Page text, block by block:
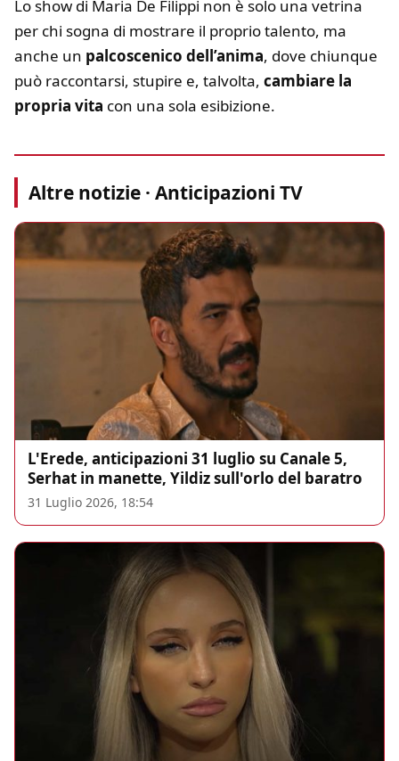
Lo show di Maria De Filippi non è solo una vetrina
per chi sogna di mostrare il proprio talento, ma
anche un palcoscenico dell’anima, dove chiunque
può raccontarsi, stupire e, talvolta, cambiare la
propria vita con una sola esibizione.
Altre notizie · Anticipazioni TV
L'Erede, anticipazioni 31 luglio su Canale 5,
Serhat in manette, Yildiz sull'orlo del baratro
31 Luglio 2026, 18:54